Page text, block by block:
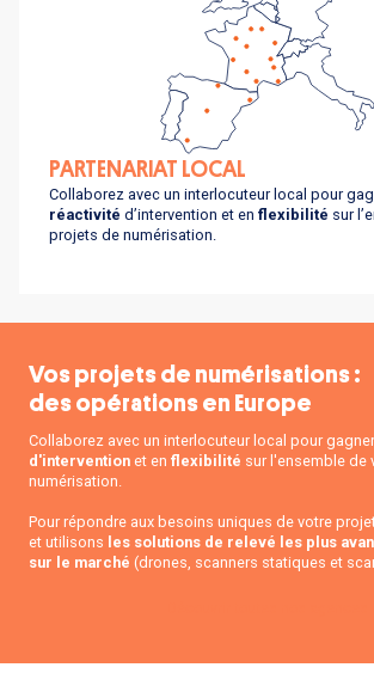
PARTENARIAT LOCAL
Collaborez avec un interlocuteur local pour
réactivité d’intervention et en flexibilité sur
projets de numérisation.
Vos projets de numérisations :
des opérations en Europe
Collaborez avec un interlocuteur local pour
d'intervention et en flexibilité sur l'ensemble de
numérisation.
Pour répondre aux besoins uniques de votre
et utilisons les solutions de relevé les plus
sur le marché (drones, scanners statiques et